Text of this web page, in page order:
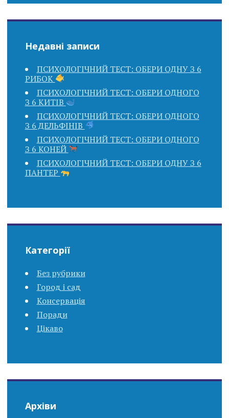
Недавні записи
ПСИХОЛОГІЧНИЙ ТЕСТ: ОБЕРИ ОДНУ З 6
РИБОК
ПСИХОЛОГІЧНИЙ ТЕСТ: ОБЕРИ ОДНОГО
З 6 КИТІВ
ПСИХОЛОГІЧНИЙ ТЕСТ: ОБЕРИ ОДНОГО
З 6 ДЕЛЬФІНІВ
ПСИХОЛОГІЧНИЙ ТЕСТ: ОБЕРИ ОДНОГО
З 6 КОНЕЙ
ПСИХОЛОГІЧНИЙ ТЕСТ: ОБЕРИ ОДНУ З 6
ПАНТЕР
Категорії
Без рубрики
Город і сад
Консервація
Поради
Цікаво
Архіви